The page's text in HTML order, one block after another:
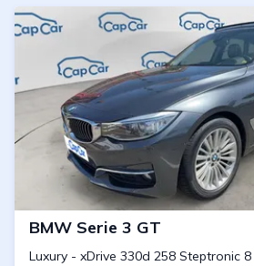
BMW Serie 3 GT
Luxury - xDrive 330d 258 Steptronic 8